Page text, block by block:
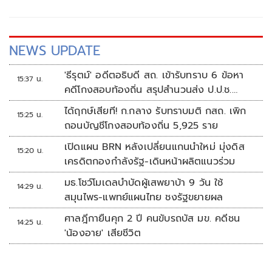
NEWS UPDATE
15:37 น.
'ธีรุตม์' อดีตอธิบดี สถ. เข้ารับทราบ 6 ข้อหา
คดีโกงสอบท้องถิ่น สรุปสำนวนส่ง ป.ป.ช.
สัปดาห์หน้า
15:25 น.
ได้ฤกษ์เสียที! ก.กลาง รับทราบมติ กสถ. เพิก
ถอนบัญชีโกงสอบท้องถิ่น 5,925 ราย
15:20 น.
เปิดแผน BRN หลังเปลี่ยนแกนนำใหม่ มุ่งดิส
เครดิตกองกำลังรัฐ-เดินหน้าผลิตแนวร่วม
14:29 น.
มธ.โชว์โมเดลบำบัดผู้เสพยาบ้า 9 วัน ใช้
สมุนไพร-แพทย์แผนไทย ชงรัฐขยายผล
14:25 น.
ศาลฎีกายืนคุก 2 ปี คนขับรถบัส มข. คดีชน
'น้องอาย' เสียชีวิต